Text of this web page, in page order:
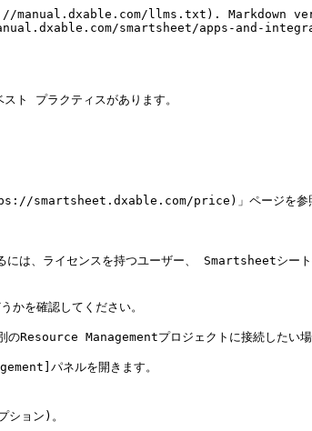
llms.txt). Markdown
smartsheet/apps-and-
ト プラクティスがあります。
smartsheet.dxable.com/price)」ページを参照
は、ライセンスを持つユーザー、 Smartsheetシー
を確認してください。
Resource Managementプロジェクトに接続したい場
パネルを開きます。
ション)。